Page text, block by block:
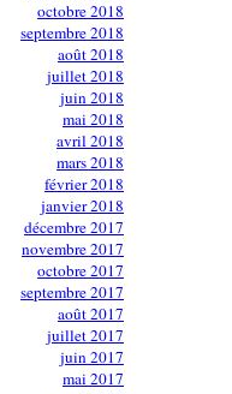
octobre 2018
septembre 2018
août 2018
juillet 2018
juin 2018
mai 2018
avril 2018
mars 2018
février 2018
janvier 2018
décembre 2017
novembre 2017
octobre 2017
septembre 2017
août 2017
juillet 2017
juin 2017
mai 2017